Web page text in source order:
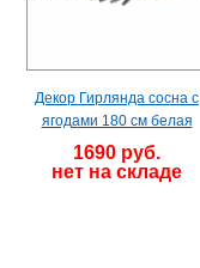
Декор Гирлянда сосна с
ягодами 180 см белая
1690 руб.
нет на складе